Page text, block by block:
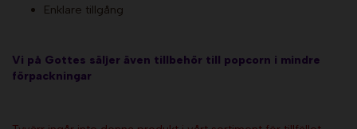
Enklare tillgång
Vi på Gottes säljer även tillbehör till popcorn i mindre
förpackningar